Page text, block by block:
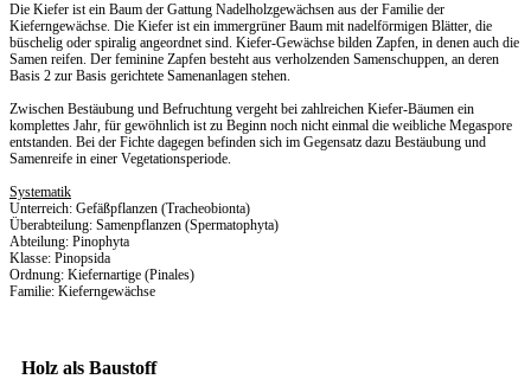
Die Kiefer ist ein Baum der Gattung Nadelholzgewächsen aus der Familie der
Kieferngewächse. Die Kiefer ist ein immergrüner Baum mit nadelförmigen Blätter, die
büschelig oder spiralig angeordnet sind. Kiefer-Gewächse bilden Zapfen, in denen auch die
Samen reifen. Der feminine Zapfen besteht aus verholzenden Samenschuppen, an deren
Basis 2 zur Basis gerichtete Samenanlagen stehen.
Zwischen Bestäubung und Befruchtung vergeht bei zahlreichen Kiefer-Bäumen ein
komplettes Jahr, für gewöhnlich ist zu Beginn noch nicht einmal die weibliche Megaspore
entstanden. Bei der Fichte dagegen befinden sich im Gegensatz dazu Bestäubung und
Samenreife in einer Vegetationsperiode.
Systematik
Unterreich: Gefäßpflanzen (Tracheobionta)
Überabteilung: Samenpflanzen (Spermatophyta)
Abteilung: Pinophyta
Klasse: Pinopsida
Ordnung: Kiefernartige (Pinales)
Familie: Kieferngewächse
Holz als Baustoff